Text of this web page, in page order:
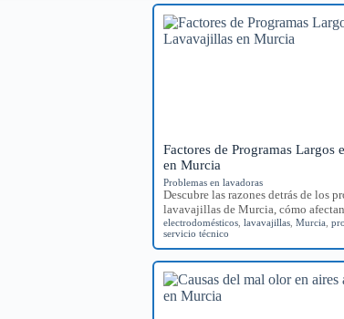
Factores de Programas Largos
en Murcia
Problemas en lavadoras
Descubre las razones detrás de los
lavavajillas de Murcia, cómo
electrodomésticos ,lavavajillas ,Murcia ,
servicio técnico